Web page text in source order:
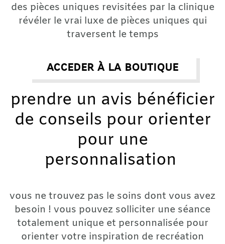
des pièces uniques revisitées par la clinique
révéler le vrai luxe de pièces uniques qui
traversent le temps
acceder à la boutique
prendre un avis bénéficier
de conseils pour orienter
pour une
personnalisation
vous ne trouvez pas le soins dont vous avez
besoin ! vous pouvez solliciter une séance
totalement unique et personnalisée pour
orienter votre inspiration de recréation